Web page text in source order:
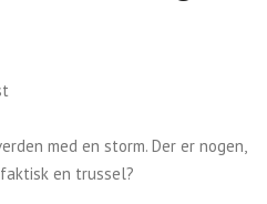
med en storm. Der er nogen,
en trussel?